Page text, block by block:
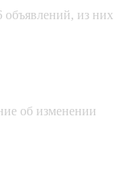
объявлений, из них
об изменении